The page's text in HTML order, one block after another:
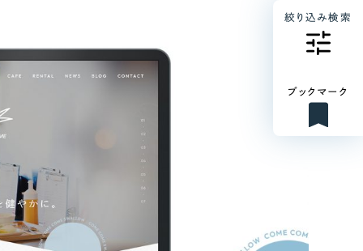
絞り込み検索
ブックマーク